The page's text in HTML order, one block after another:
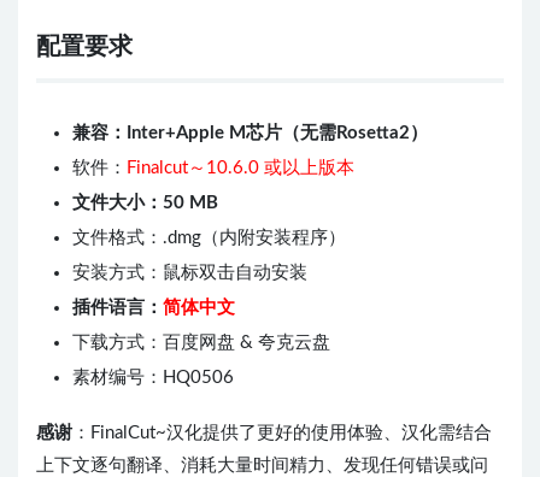
配置要求
兼容：Inter+Apple M芯片（无需Rosetta2）
软件： Finalcut～10.6.0 或以上版本
文件大小：50 MB
文件格式：.dmg（内附安装程序）
安装方式：鼠标双击自动安装
插件语言： 简体中文
下载方式：百度网盘 & 夸克云盘
素材编号：HQ0506
感谢 ：FinalCut~汉化提供了更好的使用体验、汉化需结合
上下文逐句翻译、消耗大量时间精力、发现任何错误或问